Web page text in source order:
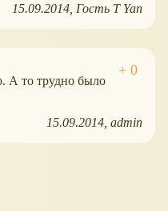
15.09.2014 Гость T Yan
А то трудно было
15.09.2014 admin